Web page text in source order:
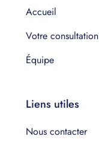
Accueil
Votre consultation
Équipe
Liens utiles
Nous contacter